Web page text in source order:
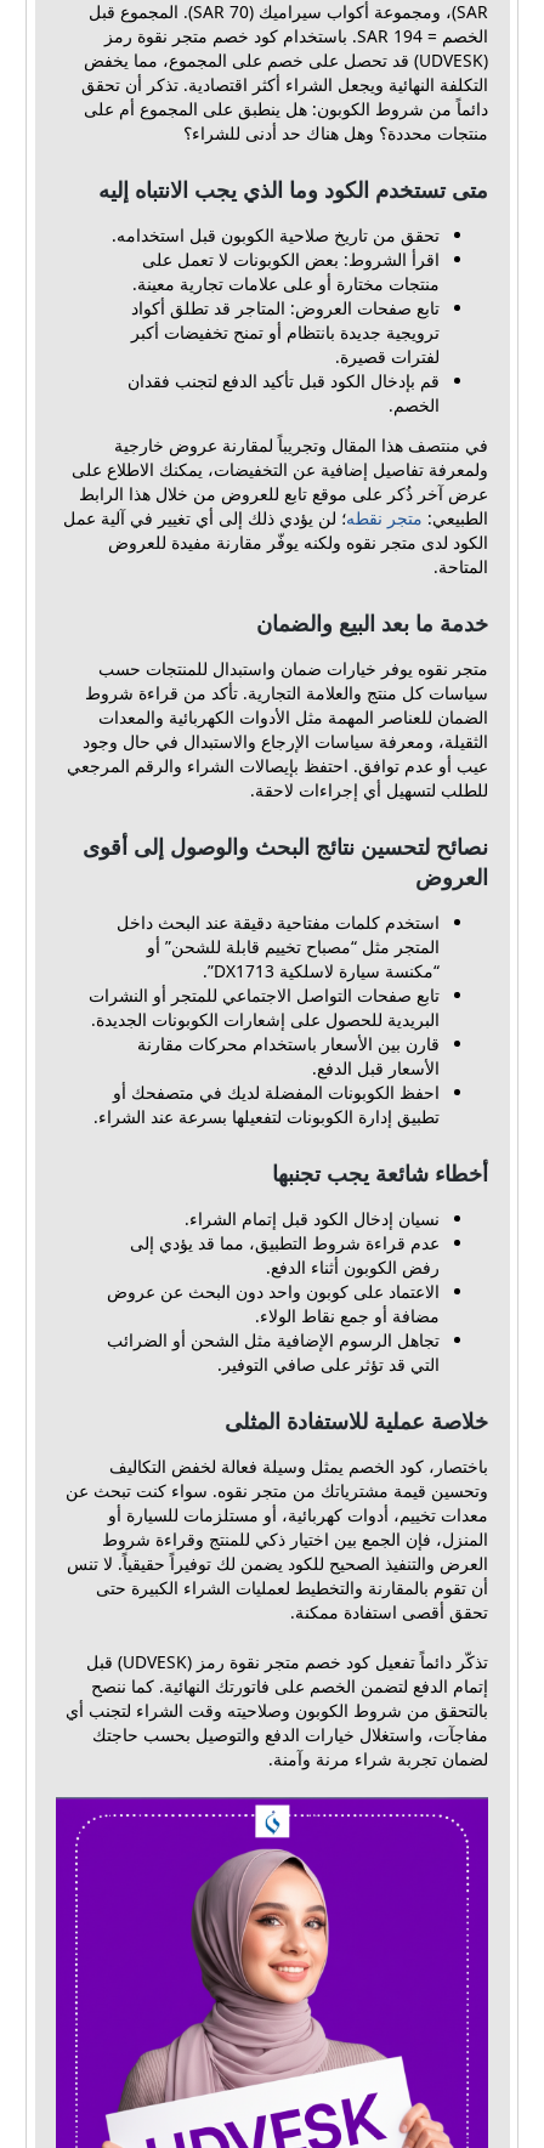
SAR)، ومجموعة أكواب سيراميك (70 SAR). المجموع قبل
الخصم = 194 SAR. باستخدام كود خصم متجر نقوة رمز
(UDVESK) قد تحصل على خصم على المجموع، مما يخفض
التكلفة النهائية ويجعل الشراء أكثر اقتصادية. تذكر أن تحقق
دائماً من شروط الكوبون: هل ينطبق على المجموع أم على
منتجات محددة؟ وهل هناك حد أدنى للشراء؟
متى تستخدم الكود وما الذي يجب الانتباه إليه
تحقق من تاريخ صلاحية الكوبون قبل استخدامه.
اقرأ الشروط: بعض الكوبونات لا تعمل على
منتجات مختارة أو على علامات تجارية معينة.
تابع صفحات العروض: المتاجر قد تطلق أكواد
ترويجية جديدة بانتظام أو تمنح تخفيضات أكبر
لفترات قصيرة.
قم بإدخال الكود قبل تأكيد الدفع لتجنب فقدان
الخصم.
في منتصف هذا المقال وتجريباً لمقارنة عروض خارجية
ولمعرفة تفاصيل إضافية عن التخفيضات، يمكنك الاطلاع على
عرض آخر ذُكر على موقع تابع للعروض من خلال هذا الرابط
الطبيعي: متجر نقطه؛ لن يؤدي ذلك إلى أي تغيير في آلية عمل
الكود لدى متجر نقوه ولكنه يوفّر مقارنة مفيدة للعروض
المتاحة.
خدمة ما بعد البيع والضمان
متجر نقوه يوفر خيارات ضمان واستبدال للمنتجات حسب
سياسات كل منتج والعلامة التجارية. تأكد من قراءة شروط
الضمان للعناصر المهمة مثل الأدوات الكهربائية والمعدات
الثقيلة، ومعرفة سياسات الإرجاع والاستبدال في حال وجود
عيب أو عدم توافق. احتفظ بإيصالات الشراء والرقم المرجعي
للطلب لتسهيل أي إجراءات لاحقة.
نصائح لتحسين نتائج البحث والوصول إلى أقوى
العروض
استخدم كلمات مفتاحية دقيقة عند البحث داخل
المتجر مثل “مصباح تخييم قابلة للشحن” أو
“مكنسة سيارة لاسلكية DX1713”.
تابع صفحات التواصل الاجتماعي للمتجر أو النشرات
البريدية للحصول على إشعارات الكوبونات الجديدة.
قارن بين الأسعار باستخدام محركات مقارنة
الأسعار قبل الدفع.
احفظ الكوبونات المفضلة لديك في متصفحك أو
تطبيق إدارة الكوبونات لتفعيلها بسرعة عند الشراء.
أخطاء شائعة يجب تجنبها
نسيان إدخال الكود قبل إتمام الشراء.
عدم قراءة شروط التطبيق، مما قد يؤدي إلى
رفض الكوبون أثناء الدفع.
الاعتماد على كوبون واحد دون البحث عن عروض
مضافة أو جمع نقاط الولاء.
تجاهل الرسوم الإضافية مثل الشحن أو الضرائب
التي قد تؤثر على صافي التوفير.
خلاصة عملية للاستفادة المثلى
باختصار، كود الخصم يمثل وسيلة فعالة لخفض التكاليف
وتحسين قيمة مشترياتك من متجر نقوه. سواء كنت تبحث عن
معدات تخييم، أدوات كهربائية، أو مستلزمات للسيارة أو
المنزل، فإن الجمع بين اختيار ذكي للمنتج وقراءة شروط
العرض والتنفيذ الصحيح للكود يضمن لك توفيراً حقيقياً. لا تنس
أن تقوم بالمقارنة والتخطيط لعمليات الشراء الكبيرة حتى
تحقق أقصى استفادة ممكنة.
تذكّر دائماً تفعيل كود خصم متجر نقوة رمز (UDVESK) قبل
إتمام الدفع لتضمن الخصم على فاتورتك النهائية. كما ننصح
بالتحقق من شروط الكوبون وصلاحيته وقت الشراء لتجنب أي
مفاجآت، واستغلال خيارات الدفع والتوصيل بحسب حاجتك
لضمان تجربة شراء مرنة وآمنة.